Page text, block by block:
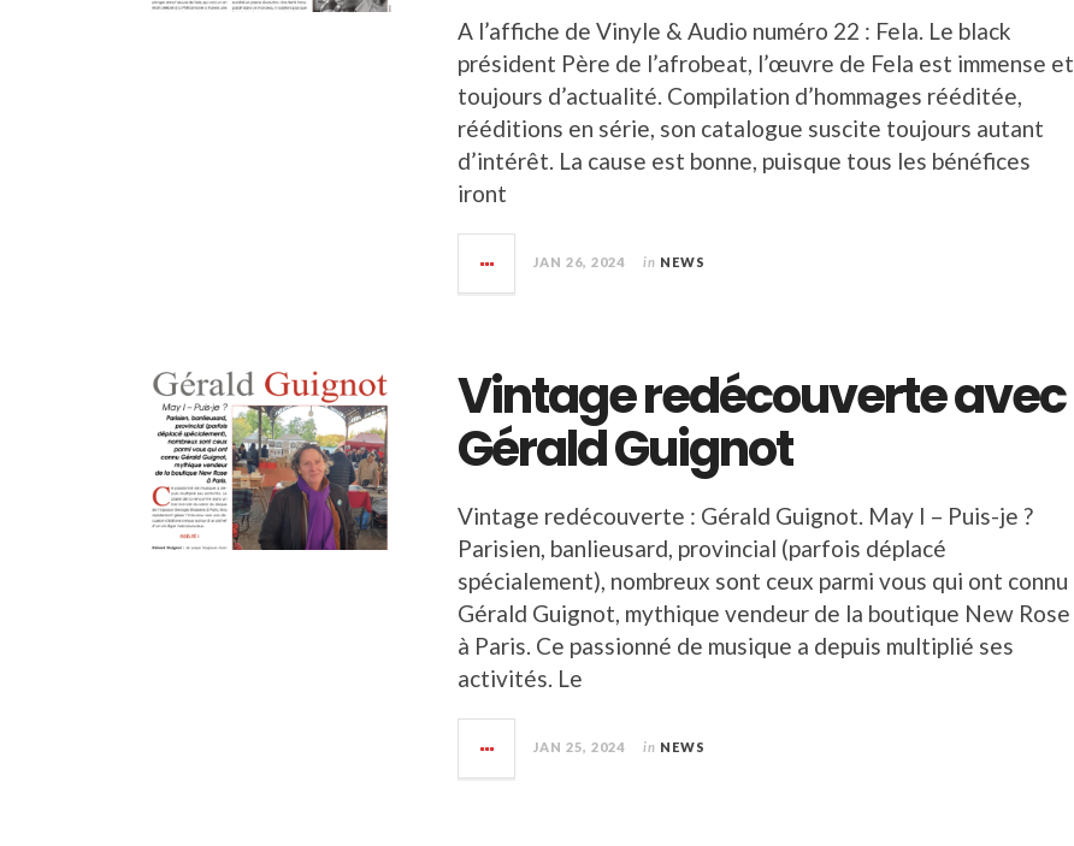
A l’affiche de Vinyle & Audio numéro 22 : Fela. Le black
président Père de l’afrobeat, l’œuvre de Fela est immense et
toujours d’actualité. Compilation d’hommages rééditée,
rééditions en série, son catalogue suscite toujours autant
d’intérêt. La cause est bonne, puisque tous les bénéfices
iront
JAN 26, 2024 in NEWS
Vintage redécouverte avec
Gérald Guignot
Vintage redécouverte : Gérald Guignot. May I – Puis-je ?
Parisien, banlieusard, provincial (parfois déplacé
spécialement), nombreux sont ceux parmi vous qui ont connu
Gérald Guignot, mythique vendeur de la boutique New Rose
à Paris. Ce passionné de musique a depuis multiplié ses
activités. Le
JAN 25, 2024 in NEWS